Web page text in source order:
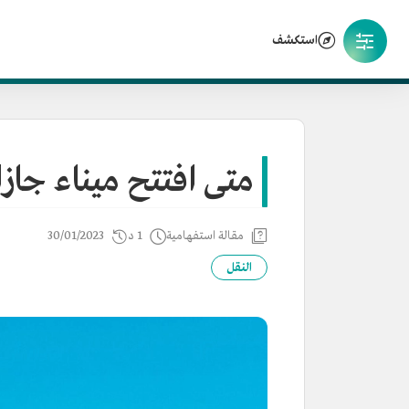
استكشف
متى افتتح ميناء
مقالة استفهامية 1 د 30/01/2023
النقل